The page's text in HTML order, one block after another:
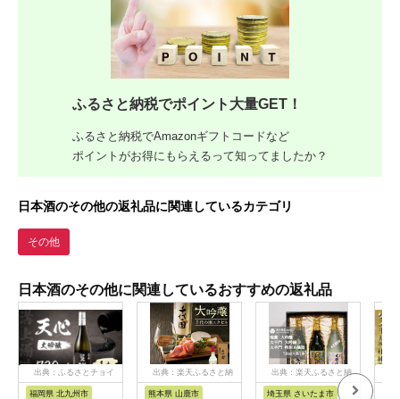
ふるさと納税でポイント大量GET！
ふるさと納税でAmazonギフトコードなど
ポイントがお得にもらえるって知ってましたか？
日本酒のその他の返礼品に関連しているカテゴリ
その他
日本酒のその他に関連しているおすすめの返礼品
出典：ふるさとチョイ
ス
福岡県 北九州市
出典：楽天ふるさと納
税
熊本県 山鹿市
出典：楽天ふるさと納
埼玉県 さいたま市